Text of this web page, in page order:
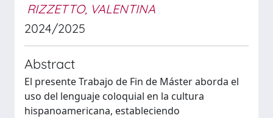
RIZZETTO, VALENTINA
2024/2025
Abstract
El presente Trabajo de Fin de Máster aborda el
uso del lenguaje coloquial en la cultura
hispanoamericana, estableciendo